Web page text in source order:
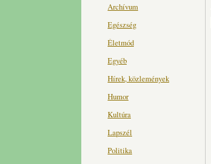
Archívum
Egészség
Életmód
Egyéb
Hírek, közlemények
Humor
Kultúra
Lapszél
Politika